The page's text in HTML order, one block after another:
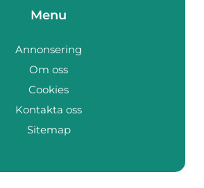
Menu
Annonsering
Om oss
Cookies
Kontakta oss
Sitemap